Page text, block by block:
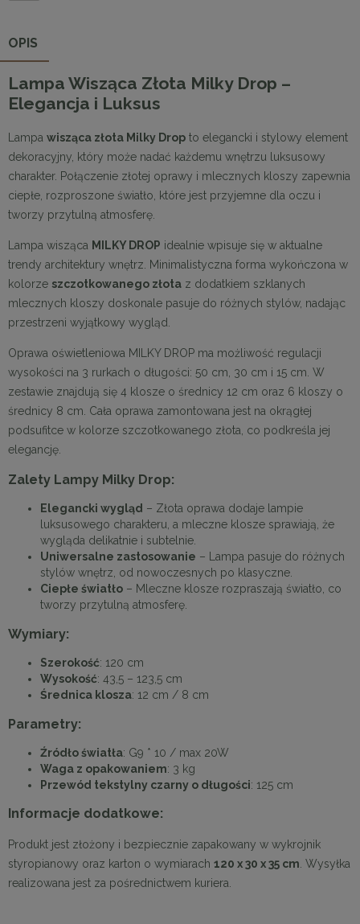
OPIS
Lampa Wisząca Złota Milky Drop –
Elegancja i Luksus
Lampa wisząca złota Milky Drop to elegancki i stylowy element
dekoracyjny, który może nadać każdemu wnętrzu luksusowy
charakter. Połączenie złotej oprawy i mlecznych kloszy zapewnia
ciepłe, rozproszone światło, które jest przyjemne dla oczu i
tworzy przytulną atmosferę.
Lampa wisząca MILKY DROP idealnie wpisuje się w aktualne
trendy architektury wnętrz. Minimalistyczna forma wykończona w
kolorze szczotkowanego złota z dodatkiem szklanych
mlecznych kloszy doskonale pasuje do różnych stylów, nadając
przestrzeni wyjątkowy wygląd.
Oprawa oświetleniowa MILKY DROP ma możliwość regulacji
wysokości na 3 rurkach o długości: 50 cm, 30 cm i 15 cm. W
zestawie znajdują się 4 klosze o średnicy 12 cm oraz 6 kloszy o
średnicy 8 cm. Cała oprawa zamontowana jest na okrągłej
podsufitce w kolorze szczotkowanego złota, co podkreśla jej
elegancję.
Zalety Lampy Milky Drop:
Elegancki wygląd – Złota oprawa dodaje lampie
luksusowego charakteru, a mleczne klosze sprawiają, że
wygląda delikatnie i subtelnie.
Uniwersalne zastosowanie – Lampa pasuje do różnych
stylów wnętrz, od nowoczesnych po klasyczne.
Ciepłe światło – Mleczne klosze rozpraszają światło, co
tworzy przytulną atmosferę.
Wymiary:
Szerokość: 120 cm
Wysokość: 43,5 – 123,5 cm
Średnica klosza: 12 cm / 8 cm
Parametry:
Źródło światła: G9 * 10 / max 20W
Waga z opakowaniem: 3 kg
Przewód tekstylny czarny o długości: 125 cm
Informacje dodatkowe:
Produkt jest złożony i bezpiecznie zapakowany w wykrojnik
styropianowy oraz karton o wymiarach 120 x 30 x 35 cm . Wysyłka
realizowana jest za pośrednictwem kuriera.